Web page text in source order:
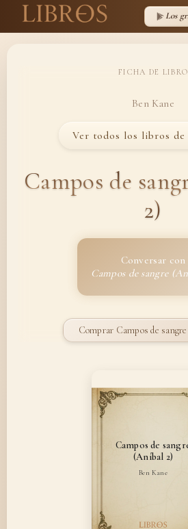
Los
FICHA DE LIBRO
Ben Kane
Ver todos los libros de
Campos de
2)
Conversar con
Campos de sangre
Comprar Campos de
Campos de
(Aníbal 2)
Ben Kane